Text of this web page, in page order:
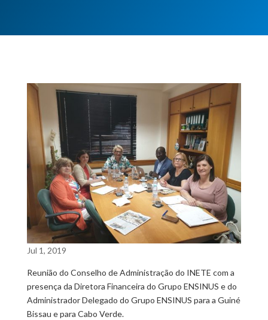
Jul 1, 2019
Reunião do Conselho de Administração do INETE com a
presença da Diretora Financeira do Grupo ENSINUS e do
Administrador Delegado do Grupo ENSINUS para a Guiné
Bissau e para Cabo Verde.